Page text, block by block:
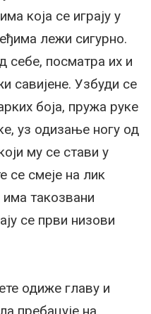
која се играју у
лежи сигурно.
себе, посматра их и
савијене. Узбуди се
боја, пружа руке
уз одизање ногу од
му се стави у
се смеје на лик
такозвани
се први низови
одиже главу и